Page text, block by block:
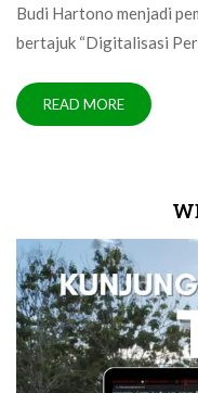
Budi Hartono menjadi
bertajuk “Digitalisasi
READ MORE